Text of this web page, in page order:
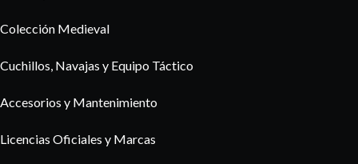
Colección Medieval
Cuchillos, Navajas y Equipo Táctico
Accesorios y Mantenimiento
Licencias Oficiales y Marcas